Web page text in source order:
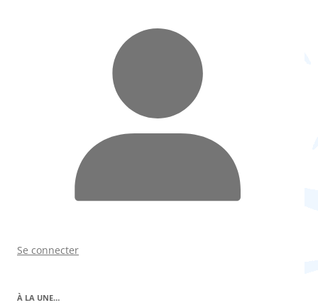
Se connecter
À LA UNE…